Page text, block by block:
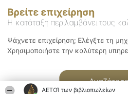
ΑΕΤΟΊ των βιβλιοπωλείων
Βρείτε επιχείρηση
Η κατάταξη περιλαμβάνει τους
Ψάχνετε επιχείρηση; Ελέγξτε τη
Χρησιμοποιήστε την καλύτερη